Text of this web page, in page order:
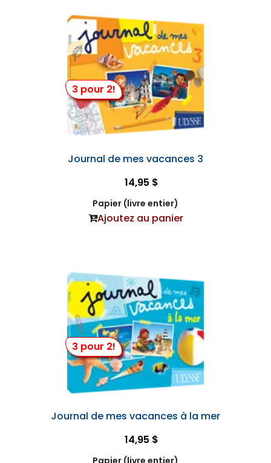
3 pour 2!
Journal de mes vacances 3
14,95 $
Papier (livre entier)
Ajoutez au panier
3 pour 2!
Journal de mes vacances à la mer
14,95 $
Papier (livre entier)